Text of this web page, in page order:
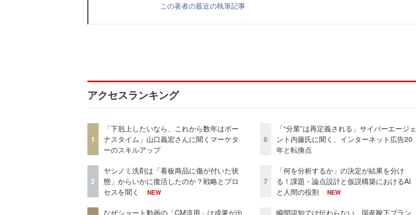
この著者の最近の執筆記事
アクセスランキング
1
「下剋上したいなら、これから数年はボー
ナスタイム」山口義宏さんに聞くマーケタ
ーのスキルアップ
2
ヤシノミ洗剤は「看板商品に傷が付いた状
態」からいかに復活したのか？戦略とプロ
セスを聞く
NEW
なぜショート動画の「CM流用」は成果が出
6
「“分業”は再定義される」サイバーエージェ
ント内藤氏に聞く、インターネット広告20
年と転換点
7
「何を分析するか」の決定が結果を分け
る！課題・論点設計と仮説構築におけるAI
と人間の役割
NEW
瞬間認知では伝わらない。国産靴下ブラン